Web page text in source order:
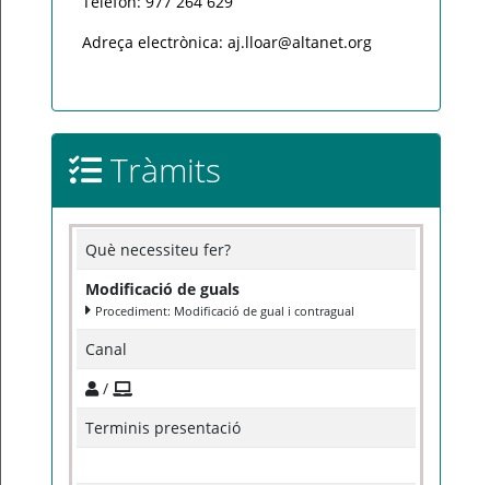
Adreça electrònica: aj.lloar@altanet.org
Tràmits
Què necessiteu fer?
Modificació de guals
Procediment: Modificació de gual i contragual
Canal
/
Terminis presentació